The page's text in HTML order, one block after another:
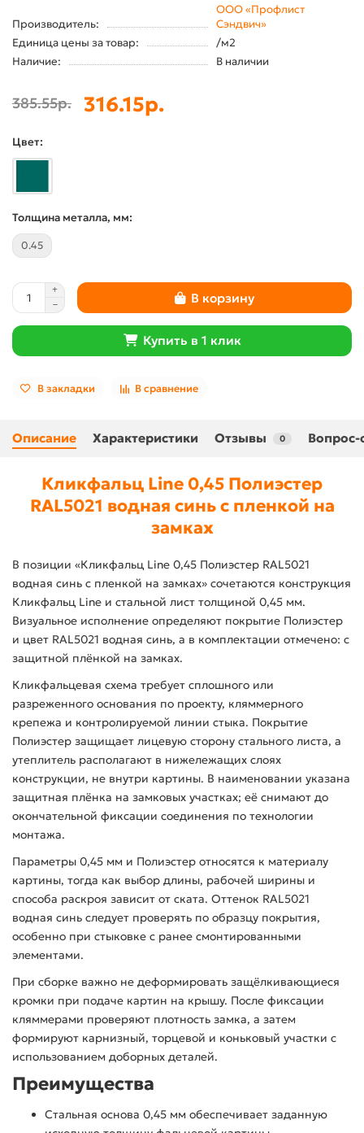
Производитель:
ООО «Профлист
Сэндвич»
Единица цены за товар:
/м2
Наличие:
В наличии
385.55р. 316.15р.
Цвет:
Толщина металла, мм:
0.45
В корзину
Купить в 1 клик
В закладки В сравнение
Описание Характеристики Отзывы 0 Вопрос-
Кликфальц Line 0,45 Полиэстер
RAL5021 водная синь с пленкой на
замках
В позиции «Кликфальц Line 0,45 Полиэстер RAL5021
водная синь с пленкой на замках» сочетаются конструкция
Кликфальц Line и стальной лист толщиной 0,45 мм.
Визуальное исполнение определяют покрытие Полиэстер
и цвет RAL5021 водная синь, а в комплектации отмечено: с
защитной плёнкой на замках.
Кликфальцевая схема требует сплошного или
разреженного основания по проекту, кляммерного
крепежа и контролируемой линии стыка. Покрытие
Полиэстер защищает лицевую сторону стального листа, а
утеплитель располагают в нижележащих слоях
конструкции, не внутри картины. В наименовании указана
защитная плёнка на замковых участках; её снимают до
окончательной фиксации соединения по технологии
монтажа.
Параметры 0,45 мм и Полиэстер относятся к материалу
картины, тогда как выбор длины, рабочей ширины и
способа раскроя зависит от ската. Оттенок RAL5021
водная синь следует проверять по образцу покрытия,
особенно при стыковке с ранее смонтированными
элементами.
При сборке важно не деформировать защёлкивающиеся
кромки при подаче картин на крышу. После фиксации
кляммерами проверяют плотность замка, а затем
формируют карнизный, торцевой и коньковый участки с
использованием доборных деталей.
Преимущества
Стальная основа 0,45 мм обеспечивает заданную